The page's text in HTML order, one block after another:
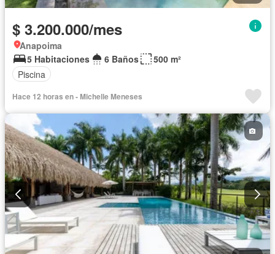
$ 3.200.000/mes
Anapoima
5 Habitaciones
6 Baños
500 m²
Piscina
Hace 12 horas en - Michelle Meneses